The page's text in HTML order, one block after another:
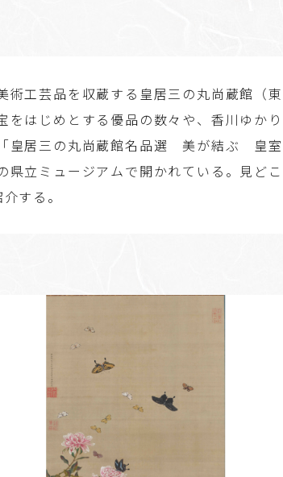
術工芸品を収蔵する皇居三の丸尚蔵館（
をはじめとする優品の数々や、香川ゆか
皇居三の丸尚蔵館名品選 美が結ぶ 皇
県立ミュージアムで開かれている。見ど
する。